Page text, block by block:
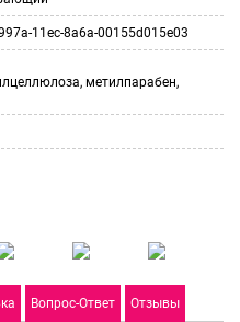
11ec-8a6a-00155d015e03
метилпарабен,
Вопрос-Ответ Отзывы